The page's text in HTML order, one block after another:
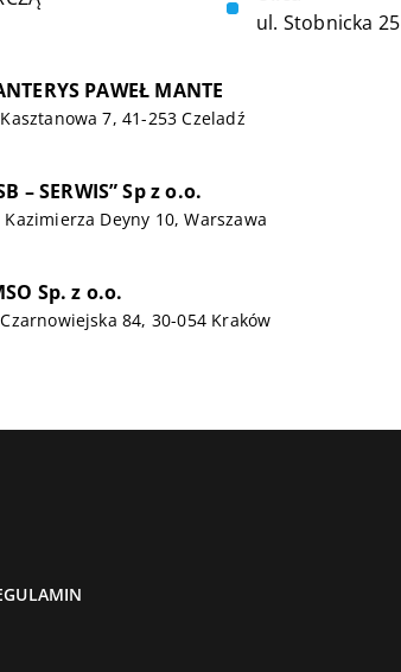
ul. Stobnicka 25
PAWEŁ MANTE
7, 41-253 Czeladź
– SERWIS” Sp z o.o.
Kazimierza Deyny 10, Warszawa
Sp. z o.o.
84, 30-054 Kraków